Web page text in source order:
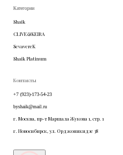
Категории
Shaik
CLIVE&KEIRA
SevavereK
Shaik Platinum
Контакты
+7 (923)-173-54-23
byshaik@mail.ru
г. Москва, пр-т Маршала Жукова 1, стр. 1
г. Новосибирск, ул. Орджоникидзе 38